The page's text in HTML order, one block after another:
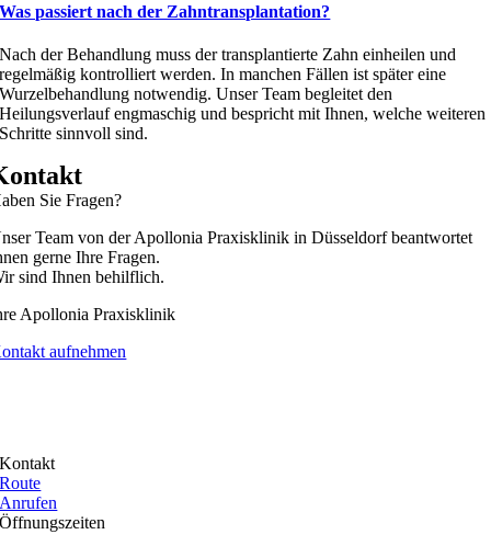
Was passiert nach der Zahntransplantation?
Nach der Behandlung muss der transplantierte Zahn einheilen und
regelmäßig kontrolliert werden. In manchen Fällen ist später eine
Wurzelbehandlung notwendig. Unser Team begleitet den
Heilungsverlauf engmaschig und bespricht mit Ihnen, welche weiteren
Schritte sinnvoll sind.
Sie Fragen?
Team von der Apollonia Praxisklinik in Düsseldorf beantwortet
gerne Ihre Fragen.
sind Ihnen behilflich.
Apollonia Praxisklinik
aufnehmen
Kontakt
Route
Anrufen
Öffnungszeiten